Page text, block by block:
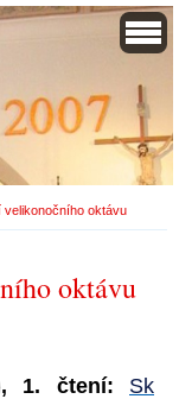
velikonočního oktávu
oktávu
1. čtení: Sk